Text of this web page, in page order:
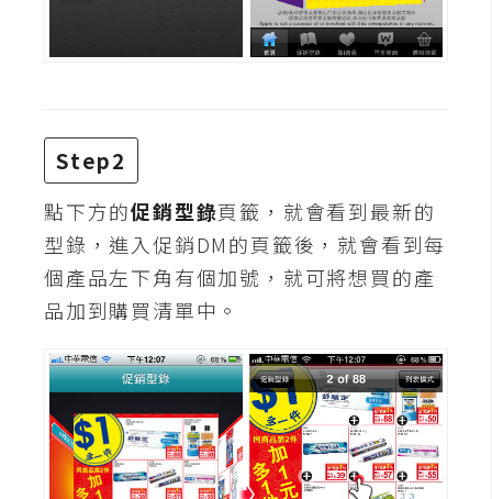
Step2
點下方的促銷型錄頁籤，就會看到最新的
型錄，進入促銷DM的頁籤後，就會看到每
個產品左下角有個加號，就可將想買的產
品加到購買清單中。